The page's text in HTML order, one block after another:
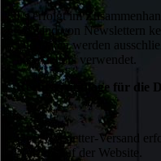
Es erfolgt im
Versand von Newslettern
Die Daten werden
Newsletters verwendet.
Rechtsgrundlage für die
Der Newsletter-Versand
Nutzers auf der Website.